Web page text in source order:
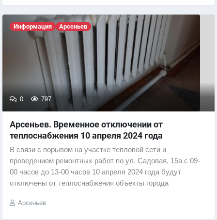
Информация Арсеньев
0 797
Арсеньев. Временное отключении от
теплоснабжения 10 апреля 2024 года
В связи с порывом на участке тепловой сети и
проведением ремонтных работ по ул. Садовая, 15а с 09-
00 часов до 13-00 часов 10 апреля 2024 года будут
отключены от теплоснабжения объекты города
Арсеньев